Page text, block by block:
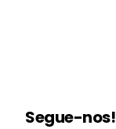
Segue-nos!